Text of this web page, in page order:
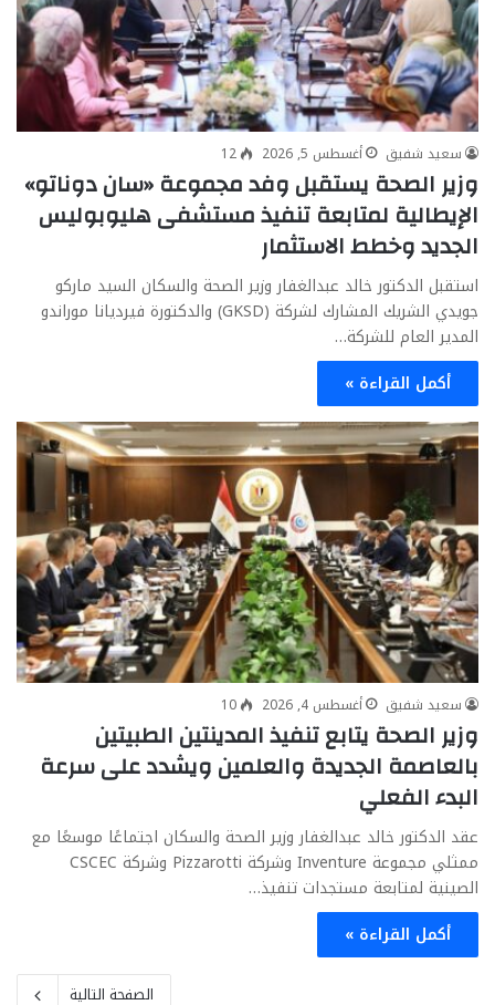
سعيد شفيق أغسطس 5, 2026 12
وزير الصحة يستقبل وفد مجموعة «سان دوناتو»
الإيطالية لمتابعة تنفيذ مستشفى هليوبوليس
الجديد وخطط الاستثمار
استقبل الدكتور خالد عبدالغفار وزير الصحة والسكان السيد ماركو
جويدي الشريك المشارك لشركة (GKSD) والدكتورة فيرديانا موراندو
المدير العام للشركة…
أكمل القراءة »
سعيد شفيق أغسطس 4, 2026 10
وزير الصحة يتابع تنفيذ المدينتين الطبيتين
بالعاصمة الجديدة والعلمين ويشدد على سرعة
البدء الفعلي
عقد الدكتور خالد عبدالغفار وزير الصحة والسكان اجتماعًا موسعًا مع
ممثلي مجموعة Inventure وشركة Pizzarotti وشركة CSCEC
الصينية لمتابعة مستجدات تنفيذ…
أكمل القراءة »
الصفحة التالية